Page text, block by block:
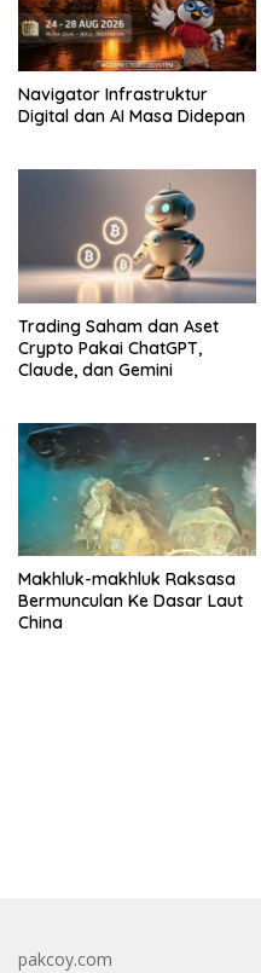
Navigator Infrastruktur
Digital dan AI Masa Didepan
Trading Saham dan Aset
Crypto Pakai ChatGPT,
Claude, dan Gemini
Makhluk-makhluk Raksasa
Bermunculan Ke Dasar Laut
China
pakcoy.com